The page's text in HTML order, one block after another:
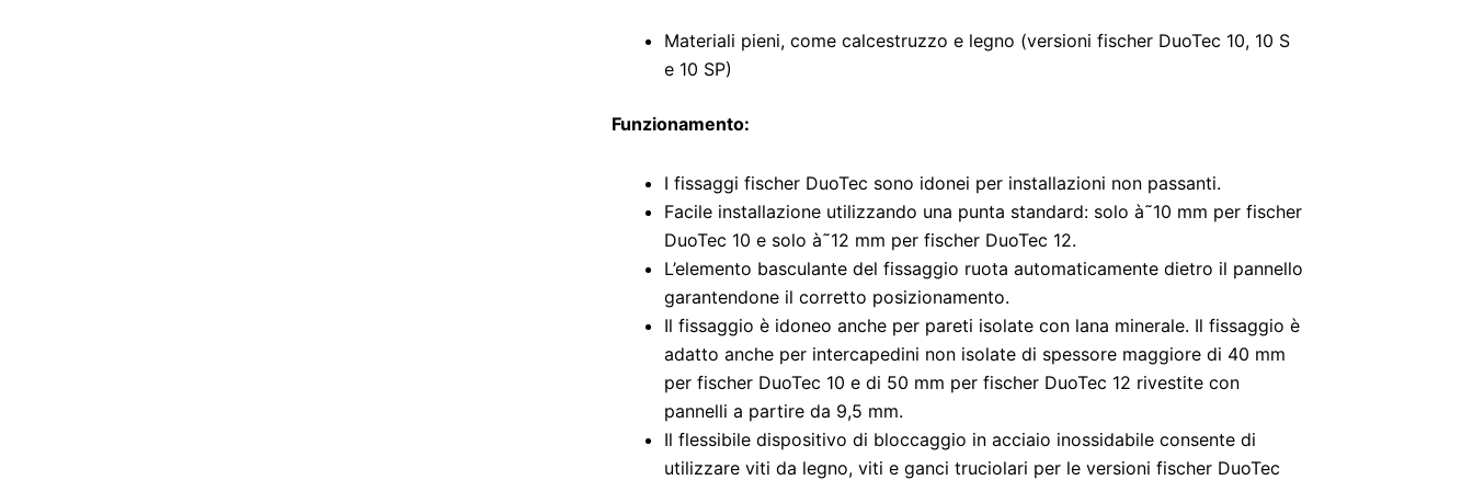
Materiali pieni, come calcestruzzo e legno (versioni fischer DuoTec 10, 10 S
e 10 SP)
Funzionamento:
I fissaggi fischer DuoTec sono idonei per installazioni non passanti.
Facile installazione utilizzando una punta standard: solo à˜10 mm per fischer
DuoTec 10 e solo à˜12 mm per fischer DuoTec 12.
L’elemento basculante del fissaggio ruota automaticamente dietro il pannello
garantendone il corretto posizionamento.
Il fissaggio è idoneo anche per pareti isolate con lana minerale. Il fissaggio è
adatto anche per intercapedini non isolate di spessore maggiore di 40 mm
per fischer DuoTec 10 e di 50 mm per fischer DuoTec 12 rivestite con
pannelli a partire da 9,5 mm.
Il flessibile dispositivo di bloccaggio in acciaio inossidabile consente di
utilizzare viti da legno, viti e ganci truciolari per le versioni fischer DuoTec